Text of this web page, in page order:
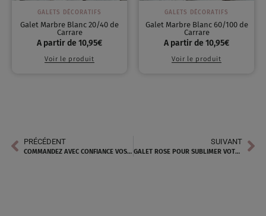
GALETS DÉCORATIFS
Galet Marbre Blanc 20/40 de
Carrare
A partir de 10,95€
Voir le produit
GALETS DÉCORATIFS
Galet Marbre Blanc 60/100 de
Carrare
A partir de 10,95€
Voir le produit
PRÉCÉDENT
COMMANDEZ AVEC CONFIANCE VOS PIERRES À GABION ROSE PRÈS DE VERQUIÈRES
SUIVANT
GALET ROSE POUR SUBLIMER VOTRE EXTÉRIEUR À ANTIBES